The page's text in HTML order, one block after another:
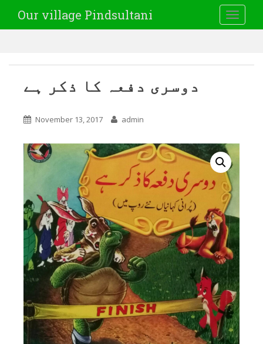
Our village Pindsultani
دوسری دفعہ کا ذکر ہے
November 13, 2017 admin